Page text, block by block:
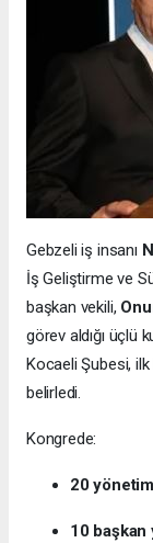
Gebzeli iş insanı
İş Geliştirme ve
başkan vekili,
görev aldığı üçlü
Kocaeli Şubesi,
belirledi.
Kongrede:
20
10 başkan